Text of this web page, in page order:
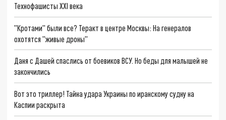
Технофашисты XXI века
"Кротами" были все? Теракт в центре Москвы: На генералов
охотятся "живые дроны"
Даня с Дашей спаслись от боевиков ВСУ. Но беды для малышей не
закончились
Вот это триллер! Тайна удара Украины по иранскому судну на
Каспии раскрыта